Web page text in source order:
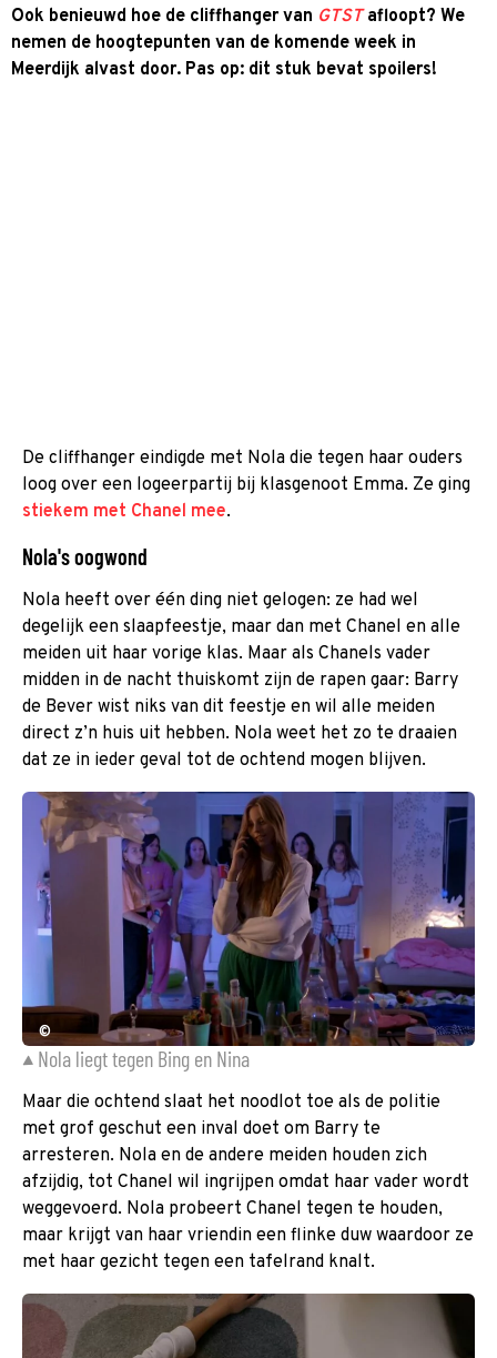
Ook benieuwd hoe de cliffhanger van GTST afloopt? We
nemen de hoogtepunten van de komende week in
Meerdijk alvast door. Pas op: dit stuk bevat spoilers!
De cliffhanger eindigde met Nola die tegen haar ouders
loog over een logeerpartij bij klasgenoot Emma. Ze ging
stiekem met Chanel mee.
Nola's oogwond
Nola heeft over één ding niet gelogen: ze had wel
degelijk een slaapfeestje, maar dan met Chanel en alle
meiden uit haar vorige klas. Maar als Chanels vader
midden in de nacht thuiskomt zijn de rapen gaar: Barry
de Bever wist niks van dit feestje en wil alle meiden
direct z’n huis uit hebben. Nola weet het zo te draaien
dat ze in ieder geval tot de ochtend mogen blijven.
©
Nola liegt tegen Bing en Nina
Maar die ochtend slaat het noodlot toe als de politie
met grof geschut een inval doet om Barry te
arresteren. Nola en de andere meiden houden zich
afzijdig, tot Chanel wil ingrijpen omdat haar vader wordt
weggevoerd. Nola probeert Chanel tegen te houden,
maar krijgt van haar vriendin een flinke duw waardoor ze
met haar gezicht tegen een tafelrand knalt.